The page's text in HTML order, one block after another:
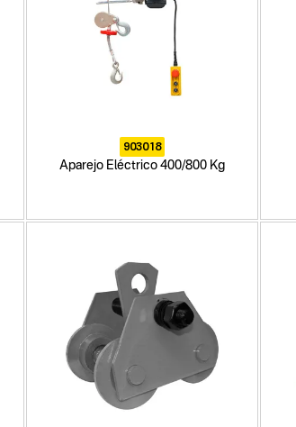
903018
Aparejo Eléctrico 400/800 Kg